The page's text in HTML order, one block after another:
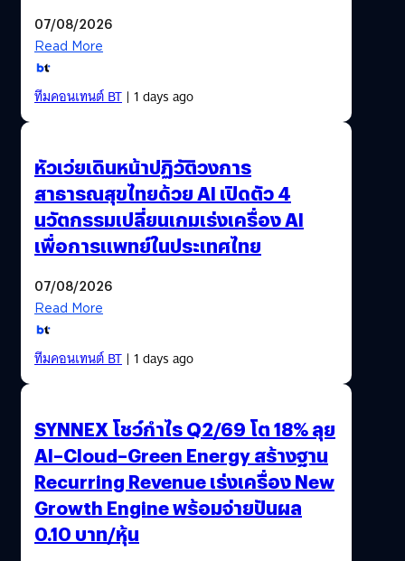
07/08/2026
Read More
ทีมคอนเทนต์ BT| 1 days ago
หัวเว่ยเดินหน้าปฏิวัติวงการ
สาธารณสุขไทยด้วย AI เปิดตัว 4
นวัตกรรมเปลี่ยนเกมเร่งเครื่อง AI
เพื่อการแพทย์ในประเทศไทย
07/08/2026
Read More
ทีมคอนเทนต์ BT| 1 days ago
SYNNEX โชว์กำไร Q2/69 โต 18% ลุย
AI–Cloud–Green Energy สร้างฐาน
Recurring Revenue เร่งเครื่อง New
Growth Engine พร้อมจ่ายปันผล
0.10 บาท/หุ้น